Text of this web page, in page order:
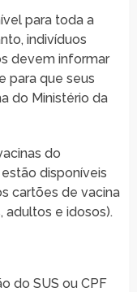
para toda a
indivíduos
devem informar
para que seus
do Ministério da
do
disponíveis
cartões de vacina
adultos e idosos).
do SUS ou CPF